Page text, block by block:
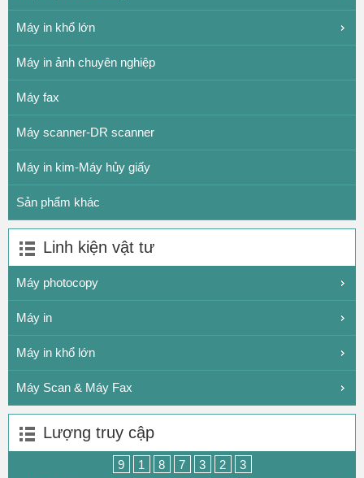
Máy in khổ lớn
Máy in ảnh chuyên nghiệp
Máy fax
Máy scanner-DR scanner
Máy in kim-Máy hủy giấy
Sản phẩm khác
Linh kiện vật tư
Máy photocopy
Máy in
Máy in khổ lớn
Máy Scan & Máy Fax
Lượng truy cập
9 1 8 7 3 2
3